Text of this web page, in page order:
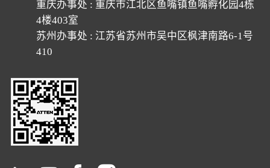
重庆办事处 : 重庆市江北区鱼嘴镇鱼嘴孵化园4栋
4楼403室
苏州办事处 : 江苏省苏州市吴中区枫津南路6-1号
410